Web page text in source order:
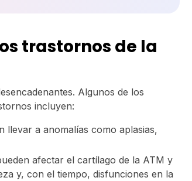
trastornos de la
Algunos de los
incluyen:
llevar a anomalías como aplasias,
afectar el cartílago de la ATM y
y, con el tiempo, disfunciones en la